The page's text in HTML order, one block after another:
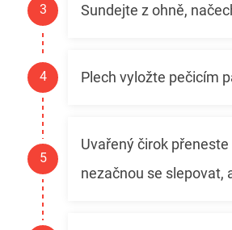
Sundejte z ohně,
Plech vyložte pečicím
Uvařený čirok
nezačnou se slepovat,